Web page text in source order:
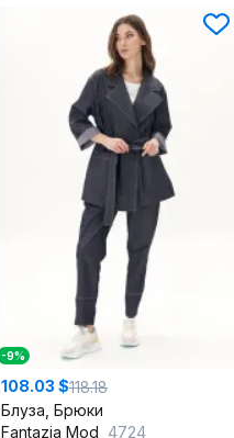
-9%
108.03 $118.18
Блуза, Брюки
Fantazia Mod 4724